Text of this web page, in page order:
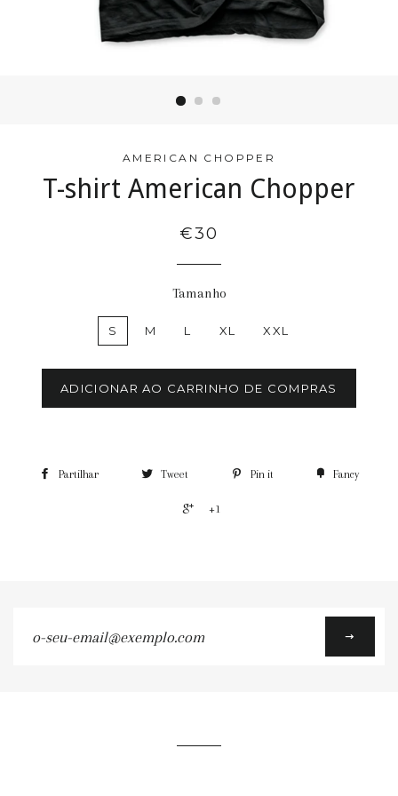
AMERICAN CHOPPER
T-shirt American Chopper
€30
Tamanho
S M L XL XXL
ADICIONAR AO CARRINHO DE COMPRAS
Partilhar Tweet Pin it Fancy
+1